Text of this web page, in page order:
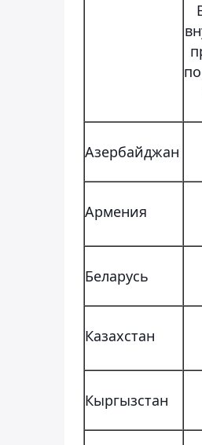
Азербайджан
Армения
Беларусь
Казахстан
Кыргызстан